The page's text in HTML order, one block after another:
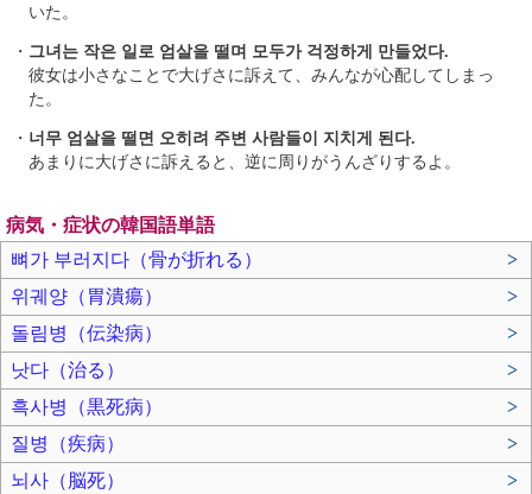
いた。
・ 그녀는 작은 일로 엄살을 떨며 모두가 걱정하게 만들었다.
彼女は小さなことで大げさに訴えて、みんなが心配してしまっ
た。
・ 너무 엄살을 떨면 오히려 주변 사람들이 지치게 된다.
あまりに大げさに訴えると、逆に周りがうんざりするよ。
病気・症状の韓国語単語
뼈가 부러지다（骨が折れる）
>
위궤양（胃潰瘍）
>
돌림병（伝染病）
>
낫다（治る）
>
흑사병（黒死病）
>
질병（疾病）
>
뇌사（脳死）
>